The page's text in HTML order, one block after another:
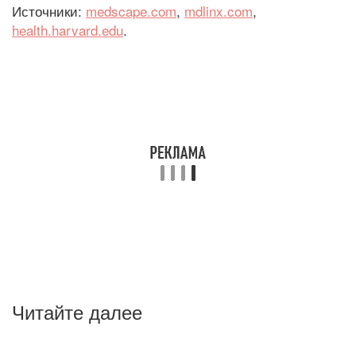
Источники: medscape.com, mdlinx.com,
health.harvard.edu.
Читайте далее